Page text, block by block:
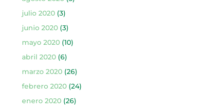
julio 2020(3)
junio 2020(3)
mayo 2020(10)
abril 2020(6)
marzo 2020(26)
febrero 2020(24)
enero 2020(26)